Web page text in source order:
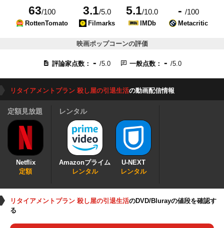
63/100
RottenTomato
3.1/5.0
Filmarks
5.1/10.0
IMDb
- /100
Metacritic
映画ポップコーンの評価
評論家点数： - /5.0 一般点数： - /5.0
リタイアメントプラン 殺し屋の引退生活の動画配信情報
定額見放題
Netflix
定額
レンタル
Amazonプライム
レンタル
U-NEXT
レンタル
リタイアメントプラン 殺し屋の引退生活のDVD/Blurayの値段を確認す
る